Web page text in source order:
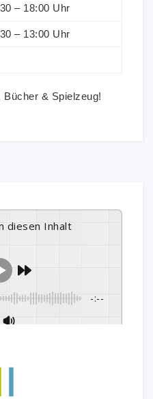
-:--
– 18:00 Uhr
– 13:00 Uhr
& Spielzeug!